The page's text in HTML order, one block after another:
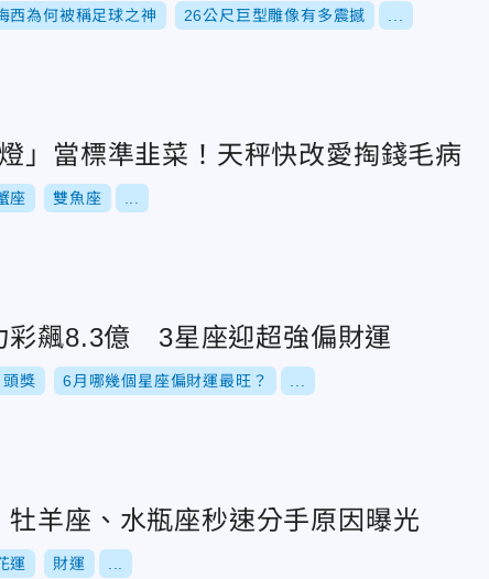
西為何被稱足球之神 26公尺巨型雕像有多震撼
」當標準韭菜！天秤快改愛掏錢毛病
座 雙魚座
彩飆8.3億 3星座迎超強偏財運
頭獎 6月哪幾個星座偏財運最旺？
牡羊座、水瓶座秒速分手原因曝光
運 財運